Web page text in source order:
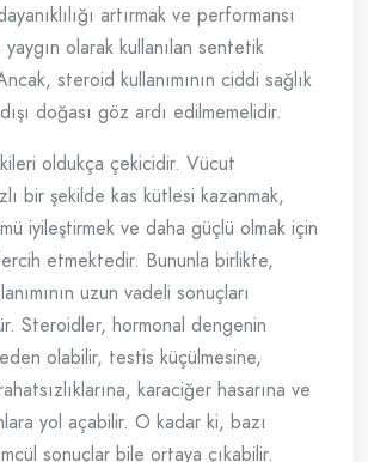
artırmak ve performansı
olarak kullanılan sentetik
steroid kullanımının ciddi sağlık
doğası göz ardı edilmemelidir.
oldukça çekicidir. Vücut
bir şekilde kas kütlesi kazanmak,
iyileştirmek ve daha güçlü olmak için
etmektedir. Bununla birlikte,
uzun vadeli sonuçları
Steroidler, hormonal dengenin
olabilir, testis küçülmesine,
karaciğer hasarına ve
yol açabilir. O kadar ki, bazı
sonuçlar bile ortaya çıkabilir.